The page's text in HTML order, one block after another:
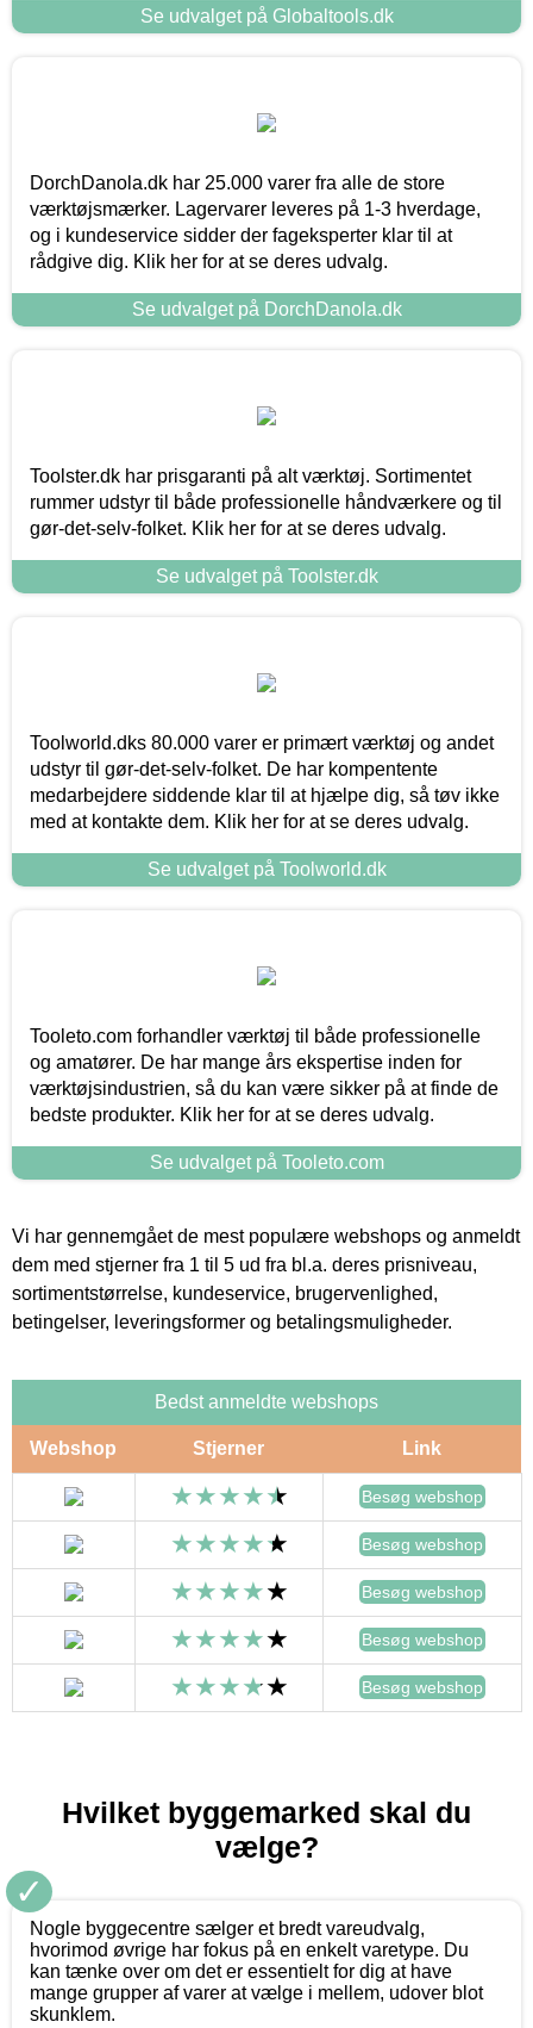
Se udvalget på Globaltools.dk
DorchDanola.dk har 25.000 varer fra alle de store
værktøjsmærker. Lagervarer leveres på 1-3 hverdage,
og i kundeservice sidder der fageksperter klar til at
rådgive dig. Klik her for at se deres udvalg.
Se udvalget på DorchDanola.dk
Toolster.dk har prisgaranti på alt værktøj. Sortimentet
rummer udstyr til både professionelle håndværkere og til
gør-det-selv-folket. Klik her for at se deres udvalg.
Se udvalget på Toolster.dk
Toolworld.dks 80.000 varer er primært værktøj og andet
udstyr til gør-det-selv-folket. De har kompentente
medarbejdere siddende klar til at hjælpe dig, så tøv ikke
med at kontakte dem. Klik her for at se deres udvalg.
Se udvalget på Toolworld.dk
Tooleto.com forhandler værktøj til både professionelle
og amatører. De har mange års ekspertise inden for
værktøjsindustrien, så du kan være sikker på at finde de
bedste produkter. Klik her for at se deres udvalg.
Se udvalget på Tooleto.com
Vi har gennemgået de mest populære webshops og anmeldt
dem med stjerner fra 1 til 5 ud fra bl.a. deres prisniveau,
sortimentstørrelse, kundeservice, brugervenlighed,
betingelser, leveringsformer og betalingsmuligheder.
Bedst anmeldte webshops
Webshop Stjerner Link
Besøg webshop
Besøg webshop
Besøg webshop
Besøg webshop
Besøg webshop
Hvilket byggemarked skal du
vælge?
✓
Nogle byggecentre sælger et bredt vareudvalg,
hvorimod øvrige har fokus på en enkelt varetype. Du
kan tænke over om det er essentielt for dig at have
mange grupper af varer at vælge i mellem, udover blot
skunklem.